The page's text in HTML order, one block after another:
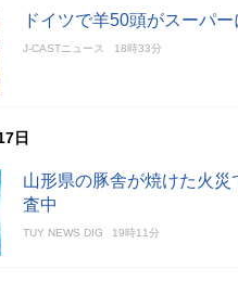
ドイツで羊50頭がスーパ
J-CASTニュース 18時33分
日
山形県の豚舎が焼けた火
査中
TUY NEWS DIG 19時11分